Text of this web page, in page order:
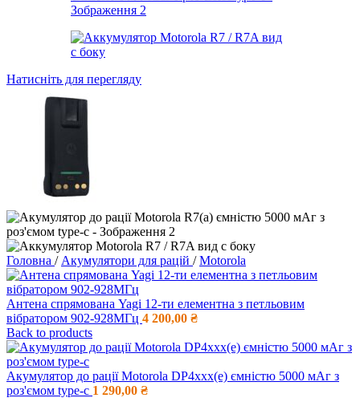
Натисніть для перегляду
Головна / Акумулятори для рацій / Motorola
Антена спрямована Yagi 12-ти елементна з петльовим
вібратором 902-928МГц 4 200,00 ₴
Back to products
Акумулятор до рації Motorola DP4xxx(e) ємністю 5000 мАг з
роз'ємом type-c 1 290,00 ₴